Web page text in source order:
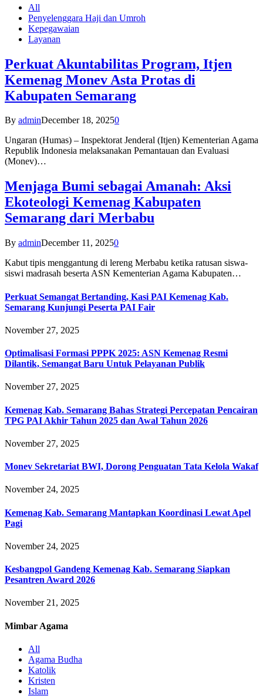
All
Penyelenggara Haji dan Umroh
Kepegawaian
Layanan
Perkuat Akuntabilitas Program, Itjen
Kemenag Monev Asta Protas di
Kabupaten Semarang
By adminDecember 18, 20250
Ungaran (Humas) – Inspektorat Jenderal (Itjen) Kementerian Agama
Republik Indonesia melaksanakan Pemantauan dan Evaluasi
(Monev)…
Menjaga Bumi sebagai Amanah: Aksi
Ekoteologi Kemenag Kabupaten
Semarang dari Merbabu
By adminDecember 11, 20250
Kabut tipis menggantung di lereng Merbabu ketika ratusan siswa-
siswi madrasah beserta ASN Kementerian Agama Kabupaten…
Perkuat Semangat Bertanding, Kasi PAI Kemenag Kab.
Semarang Kunjungi Peserta PAI Fair
November 27, 2025
Optimalisasi Formasi PPPK 2025: ASN Kemenag Resmi
Dilantik, Semangat Baru Untuk Pelayanan Publik
November 27, 2025
Kemenag Kab. Semarang Bahas Strategi Percepatan Pencairan
TPG PAI Akhir Tahun 2025 dan Awal Tahun 2026
November 27, 2025
Monev Sekretariat BWI, Dorong Penguatan Tata Kelola Wakaf
November 24, 2025
Kemenag Kab. Semarang Mantapkan Koordinasi Lewat Apel
Pagi
November 24, 2025
Kesbangpol Gandeng Kemenag Kab. Semarang Siapkan
Pesantren Award 2026
November 21, 2025
Mimbar Agama
All
Agama Budha
Katolik
Kristen
Islam